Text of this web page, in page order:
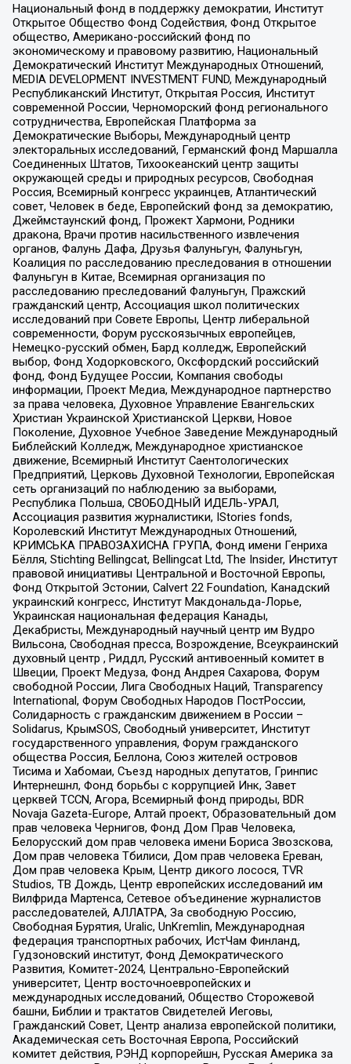
Национальный фонд в поддержку демократии, Институт
Открытое Общество Фонд Содействия, Фонд Открытое
общество, Американо-российский фонд по
экономическому и правовому развитию, Национальный
Демократический Институт Международных Отношений,
MEDIA DEVELOPMENT INVESTMENT FUND, Международный
Республиканский Институт, Открытая Россия, Институт
современной России, Черноморский фонд регионального
сотрудничества, Европейская Платформа за
Демократические Выборы, Международный центр
электоральных исследований, Германский фонд Маршалла
Соединенных Штатов, Тихоокеанский центр защиты
окружающей среды и природных ресурсов, Свободная
Россия, Всемирный конгресс украинцев, Атлантический
совет, Человек в беде, Европейский фонд за демократию,
Джеймстаунский фонд, Прожект Хармони, Родники
дракона, Врачи против насильственного извлечения
органов, Фалунь Дафа, Друзья Фалуньгун, Фалуньгун,
Коалиция по расследованию преследования в отношении
Фалуньгун в Китае, Всемирная организация по
расследованию преследований Фалуньгун, Пражский
гражданский центр, Ассоциация школ политических
исследований при Совете Европы, Центр либеральной
современности, Форум русскоязычных европейцев,
Немецко-русский обмен, Бард колледж, Европейский
выбор, Фонд Ходорковского, Оксфордский российский
фонд, Фонд Будущее России, Компания свободы
информации, Проект Медиа, Международное партнерство
за права человека, Духовное Управление Евангельских
Христиан Украинской Христианской Церкви, Новое
Поколение, Духовное Учебное Заведение Международный
Библейский Колледж, Международное христианское
движение, Всемирный Институт Саентологических
Предприятий, Церковь Духовной Технологии, Европейская
сеть организаций по наблюдению за выборами,
Республика Польша, СВОБОДНЫЙ ИДЕЛЬ-УРАЛ,
Ассоциация развития журналистики, IStories fonds,
Королевский Институт Международных Отношений,
КРИМСЬКА ПРАВОЗАХИСНА ГРУПА, Фонд имени Генриха
Бёлля, Stichting Bellingcat, Bellingcat Ltd, The Insider, Институт
правовой инициативы Центральной и Восточной Европы,
Фонд Открытой Эстонии, Calvert 22 Foundation, Канадский
украинский конгресс, Институт Макдональда-Лорье,
Украинская национальная федерация Канады,
Декабристы, Международный научный центр им Вудро
Вильсона, Свободная пресса, Возрождение, Всеукраинский
духовный центр , Риддл, Русский антивоенный комитет в
Швеции, Проект Медуза, Фонд Андрея Сахарова, Форум
свободной России, Лига Свободных Наций, Transparеncy
International, Форум Свободных Народов ПостРоссии,
Солидарность с гражданским движением в России –
Solidarus, КрымSOS, Свободный университет, Институт
государственного управления, Форум гражданского
общества Россия, Беллона, Союз жителей островов
Тисима и Хабомаи, Съезд народных депутатов, Гринпис
Интернешнл, Фонд борьбы с коррупцией Инк, Завет
церквей TCCN, Агора, Всемирный фонд природы, BDR
Novaja Gazeta-Europe, Алтай проект, Образовательный дом
прав человека Чернигов, Фонд Дом Прав Человека,
Белорусский дом прав человека имени Бориса Звозскова,
Дом прав человека Тбилиси, Дом прав человека Ереван,
Дом прав человека Крым, Центр дикого лосося, TVR
Studios, ТВ Дождь, Центр европейских исследований им
Вилфрида Мартенса, Сетевое объединение журналистов
расследователей, АЛЛАТРА, За свободную Россию,
Свободная Бурятия, Uralic, UnKremlin, Международная
федерация транспортных рабочих, ИстЧам Финланд,
Гудзоновский институт, Фонд Демократического
Развития, Комитет-2024, Центрально-Европейский
университет, Центр восточноевропейских и
международных исследований, Общество Сторожевой
башни, Библии и трактатов Свидетелей Иеговы,
Гражданский Совет, Центр анализа европейской политики,
Академическая сеть Восточная Европа, Российский
комитет действия, РЭНД корпорейшн, Русская Америка за